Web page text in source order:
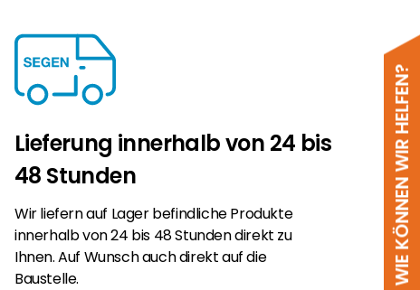
WIE KÖNNEN WIR HELFEN?
Lieferung innerhalb von 24 bis
48 Stunden
Wir liefern auf Lager befindliche Produkte
innerhalb von 24 bis 48 Stunden direkt zu
Ihnen. Auf Wunsch auch direkt auf die
Baustelle.